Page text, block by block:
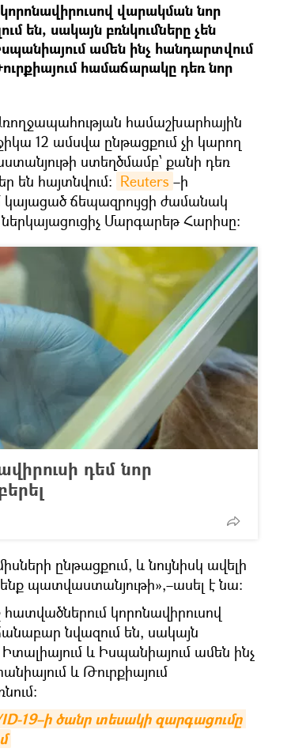
վարակման նոր
են, սակայն բռնկումները չեն
ամեն ինչ հանդարտվում
համաճարակը դեռ նոր
համաշխարհային
12 ամսվա ընթացքում չի կարող
ստեղծմամբ՝ քանի դեռ
են հայտնվում։ Reuters –ի
կայացած ճեպազրույցի ժամանակ
Մարգարեթ Հարիսը։
դեմ նոր
ընթացքում, և նույնիսկ ավելի
պատվաստանյութի»,–ասել է նա։
կորոնավիրուսով
նվազում են, սակայն
և Իսպանիայում ամեն ինչ
և Թուրքիայում
19–ի ծանր տեսակի զարգացումը